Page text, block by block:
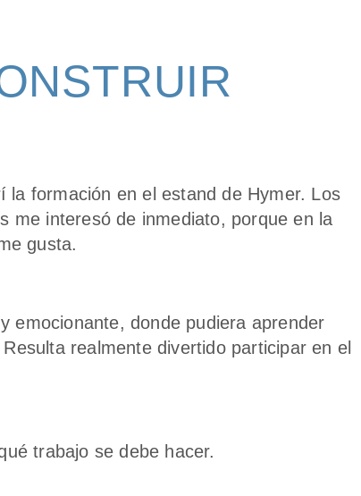
formación en el estand de Hymer. Los
me interesó de inmediato, porque en la
gusta.
emocionante, donde pudiera aprender
realmente divertido participar en el
trabajo se debe hacer.